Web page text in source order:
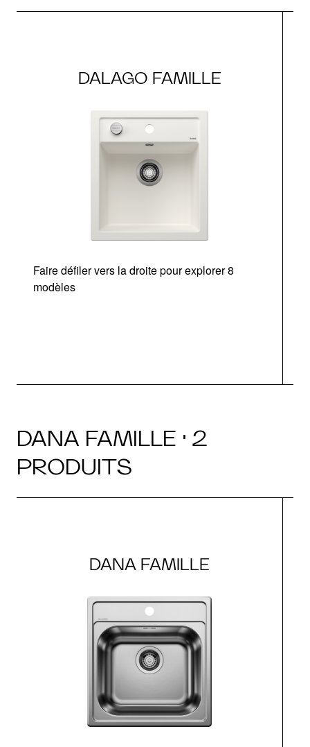
DALAGO FAMILLE
Faire défiler vers la droite pour explorer 8
modèles
DANA FAMILLE · 2
PRODUITS
DANA FAMILLE